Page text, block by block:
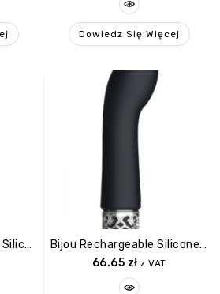
Dowiedz Się Więcej
Brilliant Rechargeable Silicone Bullet Black
Bijou Rechargeable Silicone Bullet Black
66.65 zł z VAT